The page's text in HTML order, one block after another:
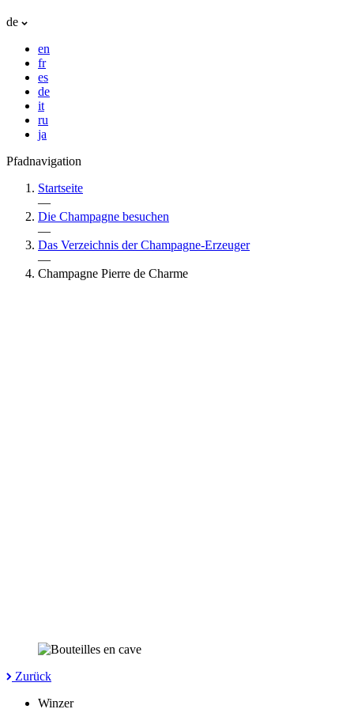
de
en
fr
es
de
it
ru
ja
Pfadnavigation
Startseite
—
Die Champagne besuchen
—
Das Verzeichnis der Champagne-Erzeuger
—
Champagne Pierre de Charme
Zurück
Winzer